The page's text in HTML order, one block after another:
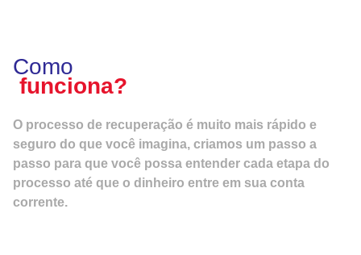
Como
funciona?
O processo de recuperação é muito mais rápido e
seguro do que você imagina, criamos um passo a
passo para que você possa entender cada etapa do
processo até que o dinheiro entre em sua conta
corrente.